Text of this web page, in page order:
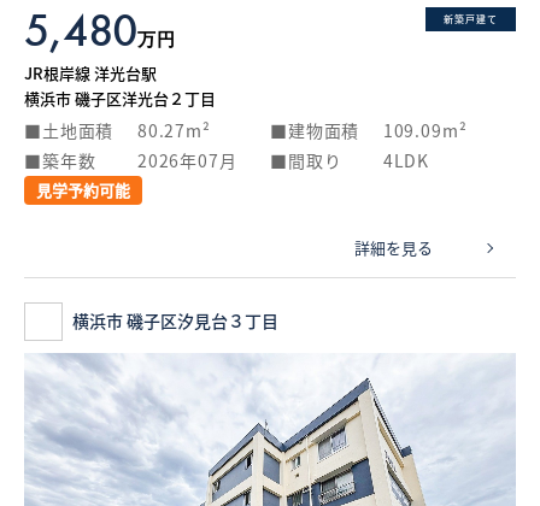
新築戸建て
5,480万円
JR根岸線 洋光台駅
横浜市 磯子区洋光台２丁目
土地面積 80.27m² 建物面積
109.09m²
築年数
2026年07月 間取り 4LDK
見学予約可能
詳細を見る
横浜市 磯子区汐見台３丁目